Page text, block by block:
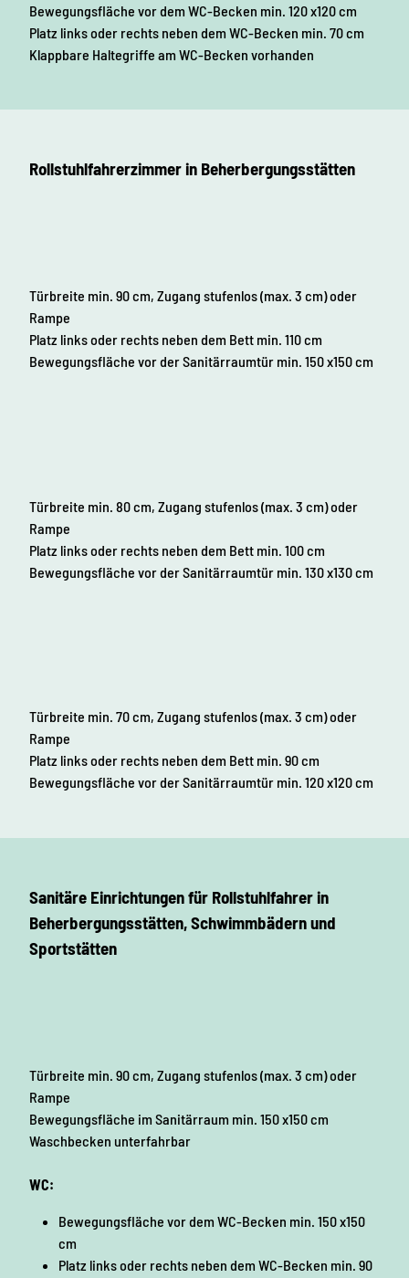
Bewegungsfläche vor dem WC-Becken min. 120 x120 cm
Platz links oder rechts neben dem WC-Becken min. 70 cm
Klappbare Haltegriffe am WC-Becken vorhanden
Rollstuhlfahrerzimmer in Beherbergungsstätten
Türbreite min. 90 cm, Zugang stufenlos (max. 3 cm) oder
Rampe
Platz links oder rechts neben dem Bett min. 110 cm
Bewegungsfläche vor der Sanitärraumtür min. 150 x150 cm
Türbreite min. 80 cm, Zugang stufenlos (max. 3 cm) oder
Rampe
Platz links oder rechts neben dem Bett min. 100 cm
Bewegungsfläche vor der Sanitärraumtür min. 130 x130 cm
Türbreite min. 70 cm, Zugang stufenlos (max. 3 cm) oder
Rampe
Platz links oder rechts neben dem Bett min. 90 cm
Bewegungsfläche vor der Sanitärraumtür min. 120 x120 cm
Sanitäre Einrichtungen für Rollstuhlfahrer in
Beherbergungsstätten, Schwimmbädern und
Sportstätten
Türbreite min. 90 cm, Zugang stufenlos (max. 3 cm) oder
Rampe
Bewegungsfläche im Sanitärraum min. 150 x150 cm
Waschbecken unterfahrbar
WC:
Bewegungsfläche vor dem WC-Becken min. 150 x150
cm
Platz links oder rechts neben dem WC-Becken min. 90